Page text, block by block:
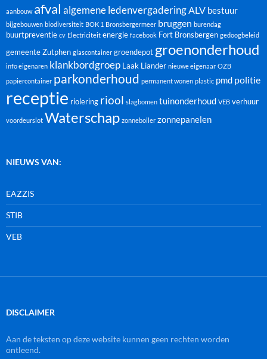
aanbouw afval algemene ledenvergaderingALV bestuur
bijgebouwen biodiversiteit BOK 1 Bronsbergermeer bruggen burendag
buurtpreventie cv Electriciteit energie facebook Fort Bronsbergen gedoogbeleid
gemeente Zutphen glascontainer groendepot groenonderhoud
info eigenaren klankbordgroep Laak Liander nieuwe eigenaar OZB
papiercontainer parkonderhoud permanent wonen plastic pmd politie
receptie riolering riool slagbomen tuinonderhoud VEB verhuur
voordeurslot Waterschap zonneboiler zonnepanelen
NIEUWS VAN:
EAZZIS
STIB
VEB
DISCLAIMER
Aan de teksten op deze website kunnen geen rechten worden
ontleend.